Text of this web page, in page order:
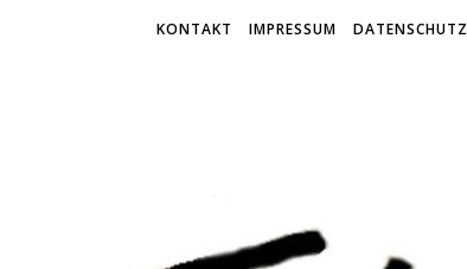
KONTAKT IMPRESSUM DATENSCHUTZ